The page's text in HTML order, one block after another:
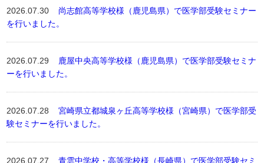
2026.07.30 尚志館高等学校様（鹿児島県）で医学部受験セミナー
を行いました。
2026.07.29 鹿屋中央高等学校様（鹿児島県）で医学部受験セミナ
ーを行いました。
2026.07.28宮崎県立都城泉ヶ丘高等学校様（宮崎県）で医学部受
験セミナーを行いました。
2026.07.27青雲中学校・高等学校様（長崎県）で医学部受験セミ